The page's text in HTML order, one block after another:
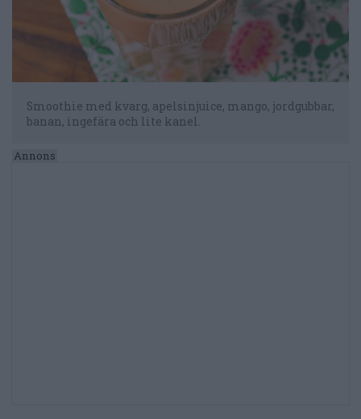
Smoothie med kvarg, apelsinjuice, mango, jordgubbar,
banan, ingefära och lite kanel.